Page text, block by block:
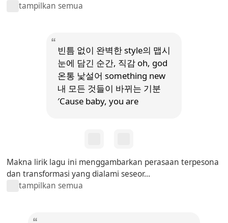
tampilkan semua
빈틈 없이 완벽한 style의 맵시
눈에 담긴 순간, 직감 oh, god
온통 낯설어 something new
내 모든 것들이 바뀌는 기분
′Cause baby, you are
Makna lirik lagu ini menggambarkan perasaan terpesona
dan transformasi yang dialami seseor...
tampilkan semua